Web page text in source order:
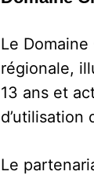
Le
régionale,
13 ans et
d’utilisation
Le